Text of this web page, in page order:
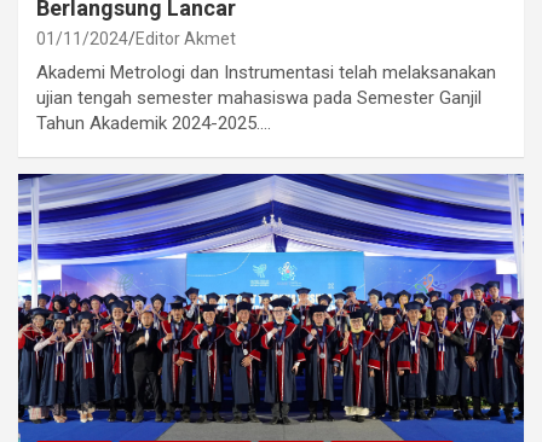
Berlangsung Lancar
01/11/2024 Editor Akmet
Akademi Metrologi dan Instrumentasi telah melaksanakan
ujian tengah semester mahasiswa pada Semester Ganjil
Tahun Akademik 2024-2025.…